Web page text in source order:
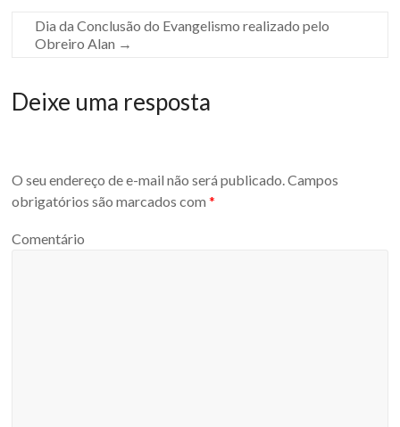
Dia da Conclusão do Evangelismo realizado pelo
Obreiro Alan →
Deixe uma resposta
O seu endereço de e-mail não será publicado.Campos
obrigatórios são marcados com*
Comentário